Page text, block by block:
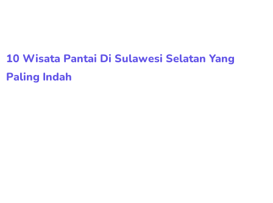
10 Wisata Pantai Di Sulawesi Selatan Yang
Paling Indah